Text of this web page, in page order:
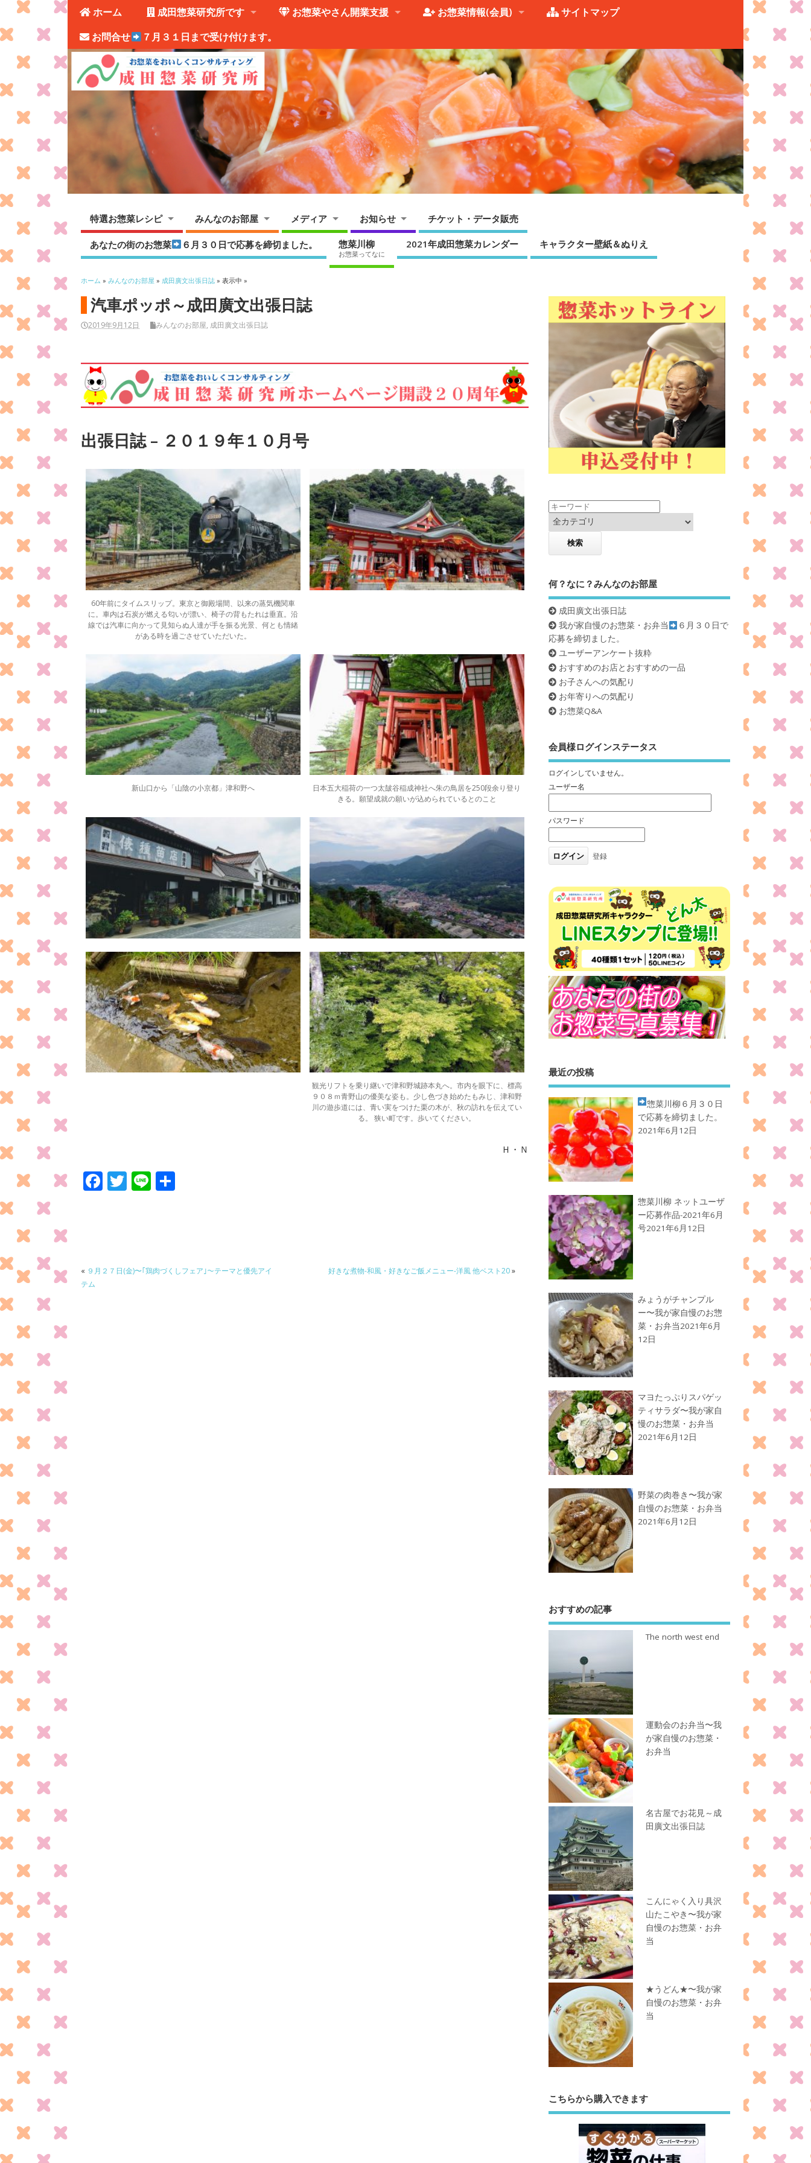
ホーム 成田惣菜研究所です お惣菜やさん開業支援 お惣菜情報(会員)
サイトマップ
お問合せ
７月３１日まで受け付けます。
特選お惣菜レシピ みんなのお部屋 メディア お知らせ チケット・データ販売
あなたの街のお惣菜 ６月３０日で応募を締切ました。 惣菜川柳
お惣菜ってなに
2021年成田惣菜カレンダー キャラクター壁紙＆ぬりえ
ホーム »みんなのお部屋 » 成田廣文出張日誌 » 表示中 »
汽車ポッポ～成田廣文出張日誌
2019年9月12日 みんなのお部屋, 成田廣文出張日誌
出張日誌 – ２０１９年１０月号
60年前にタイムスリップ。東京と御殿場間、以来の蒸気機関車
に。車内は石炭が燃える匂いが漂い、椅子の背もたれは垂直。沿
線では汽車に向かって見知らぬ人達が手を振る光景、何とも情緒
がある時を過ごさせていただいた。
新山口から「山陰の小京都」津和野へ
日本五大稲荷の一つ太皷谷稲成神社へ朱の鳥居を250段余り登り
きる。願望成就の願いが込められているとのこと
観光リフトを乗り継いで津和野城跡本丸へ。市内を眼下に、標高
９０８ｍ青野山の優美な姿も。少し色づき始めたもみじ、津和野
川の遊歩道には、青い実をつけた栗の木が、秋の訪れを伝えてい
る。 狭い町です。歩いてください。
Ｈ・Ｎ
F
o
T Li
« ９月２７日(金)〜｢鶏肉づくしフェア｣～テーマと優先アイ
テム
好きな煮物-和風・好きなご飯メニュー-洋風 他ベスト20»
何？なに？みんなのお部屋
成田廣文出張日誌
我が家自慢のお惣菜・お弁当
６月３０日で
応募を締切ました。
ユーザーアンケート抜粋
おすすめのお店とおすすめの一品
お子さんへの気配り
お年寄りへの気配り
お惣菜Q&A
会員様ログインステータス
ログインしていません。
ユーザー名
パスワード
登録
最近の投稿
惣菜川柳 ６月３０日
で応募を締切ました。
2021年6月12日
惣菜川柳 ネットユーザ
ー応募作品-2021年6月
号2021年6月12日
みょうがチャンプル
ー〜我が家自慢のお惣
菜・お弁当2021年6月
12日
マヨたっぷりスパゲッ
ティサラダ〜我が家自
慢のお惣菜・お弁当
2021年6月12日
野菜の肉巻き〜我が家
自慢のお惣菜・お弁当
2021年6月12日
おすすめの記事
The north west end
運動会のお弁当〜我
が家自慢のお惣菜・
お弁当
名古屋でお花見～成
田廣文出張日誌
こんにゃく入り具沢
山たこやき〜我が家
自慢のお惣菜・お弁
当
★うどん★〜我が家
自慢のお惣菜・お弁
当
こちらから購入できます